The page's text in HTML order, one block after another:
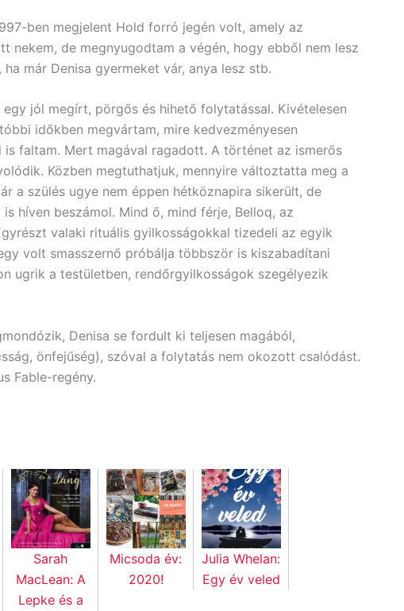
ben megjelent Hold forró jegén volt, amely az
nekem, de megnyugodtam a végén, hogy ebből nem lesz
már Denisa gyermeket vár, anya lesz stb.
jól megírt, pörgős és hihető folytatással. Kivételesen
időkben megvártam, mire kedvezményesen
faltam. Mert magával ragadott. A történet az ismerős
Közben megtuthatjuk, mennyire változtatta meg a
a szülés ugye nem éppen hétköznapira sikerült, de
híven beszámol. Mind ő, mind férje, Belloq, az
valaki rituális gyilkosságokkal tizedeli az egyik
volt smasszernő próbálja többször is kiszabadítani
ugrik a testületben, rendőrgyilkosságok szegélyezik
Denisa se fordult ki teljesen magából,
önfejűség), szóval a folytatás nem okozott csalódást.
Fable-regény.
Sarah
MacLean: A
Lepke és a
Micsoda év:
2020!
Julia Whelan:
Egy év veled